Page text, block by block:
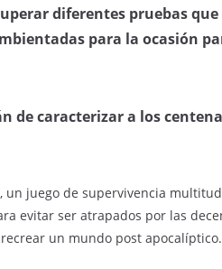
diferentes pruebas que
para la ocasión
de caracterizar a los
, un juego de supervivencia
evitar ser atrapados por las
un mundo post apocalíptico.